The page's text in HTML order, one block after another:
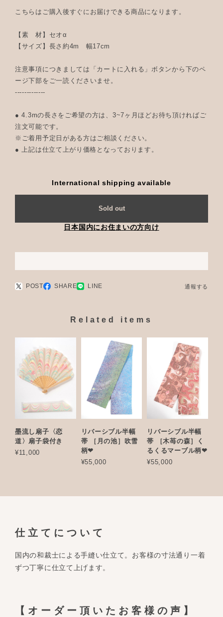
こちらはご購入後すぐにお届けできる商品になります。
【素 材】セオα
【サイズ】長さ約4m 幅17cm
注意事項につきましては「カートに入れる」ボタンから下のペ
ージ下部をご一読くださいませ。
-------------
● 4.3mの長さをご希望の方は、3~7ヶ月ほどお待ち頂ければご
注文可能です。
※ご着用予定日がある方はご相談ください。
● 上記は仕立て上がり価格となっております。
International shipping available
Sold out
日本国内にお住まいの方向け
POST SHARE LINE 通報する
Related items
墨流し扇子〈恋
道〉扇子袋付き
¥11,000
リバーシブル半幅
帯 ［月の池］吹雪
柄❤︎
¥55,000
リバーシブル半幅
帯 ［木苺の森］く
るくるマーブル柄❤︎
¥55,000
仕立てについて
国内の和裁士による手縫い仕立て。お客様の寸法通り一着
ずつ丁寧に仕立て上げます。
【オーダー頂いたお客様の声】